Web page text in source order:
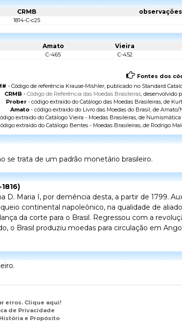
CRMB observações
1814-C-c25
Amato Vieira
C-465 C-452
Fontes dos
- Código de referência Krause-Mishler, publicado no Standard
CRMB - Código de Referência das Moedas Brasileiras, desenvolvido
Prober - código extraído do Catálogo das Moedas Brasileiras, de
Amato - código extraido do Livro das Moedas do Brasil, de Amato/
extraido do Catálogo Vieira - Moedas Brasileiras, de Numismática
extraido do Catálogo Bentes - Moedas Brasileiras, de Rodrigo
se trata de um padrão monetário brasileiro.
Maria I, por demência desta, a partir de 1799.
continental napoleônico, na qualidade de
da corte para o Brasil. Regressou com a
o Brasil produziu moedas para circulação em
erros. Clique aqui!
de Privacidade
e Propósito